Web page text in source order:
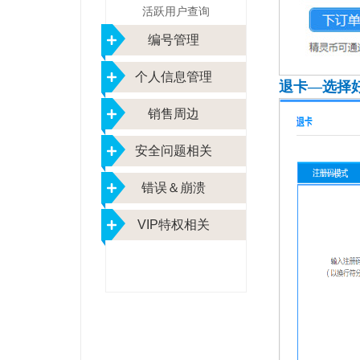
活跃用户查询
编号管理
个人信息管理
销售周边
安全问题相关
错误＆崩溃
VIP特权相关
退卡—选择